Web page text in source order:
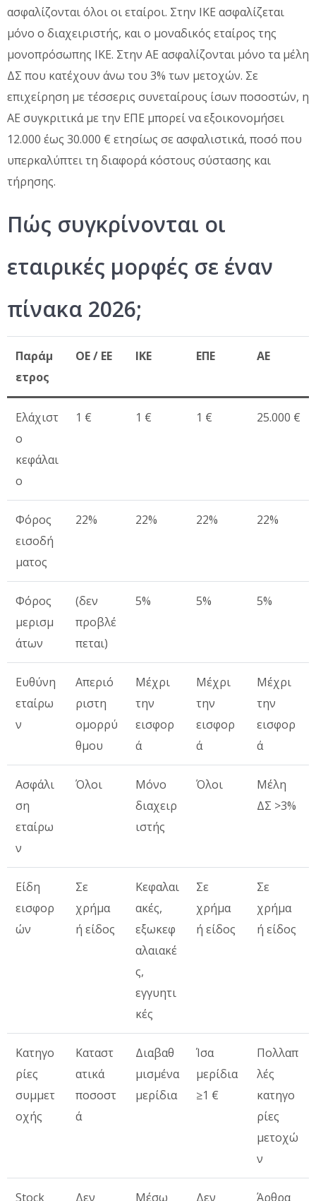
ασφαλίζονται όλοι οι εταίροι. Στην ΙΚΕ ασφαλίζεται
μόνο ο διαχειριστής, και ο μοναδικός εταίρος της
μονοπρόσωπης ΙΚΕ. Στην ΑΕ ασφαλίζονται μόνο τα μέλη
ΔΣ που κατέχουν άνω του 3% των μετοχών. Σε
επιχείρηση με τέσσερις συνεταίρους ίσων ποσοστών, η
ΑΕ συγκριτικά με την ΕΠΕ μπορεί να εξοικονομήσει
12.000 έως 30.000 € ετησίως σε ασφαλιστικά, ποσό που
υπερκαλύπτει τη διαφορά κόστους σύστασης και
τήρησης.
Πώς συγκρίνονται οι
εταιρικές μορφές σε έναν
πίνακα 2026;
Παράμ
ετρος
ΟΕ / ΕΕ ΙΚΕ ΕΠΕ ΑΕ
Ελάχιστ
ο
κεφάλαι
ο
1 € 1 € 1 € 25.000 €
Φόρος
εισοδή
ματος
22% 22% 22% 22%
Φόρος
μερισμ
άτων
(δεν
προβλέ
πεται)
5% 5% 5%
Ευθύνη
εταίρω
ν
Απεριό
ριστη
ομορρύ
θμου
Μέχρι
την
εισφορ
ά
Μέχρι
την
εισφορ
ά
Μέχρι
την
εισφορ
ά
Ασφάλι
ση
εταίρω
ν
Όλοι
Μόνο
διαχειρ
ιστής
Όλοι
Μέλη
ΔΣ >3%
Είδη
εισφορ
ών
Σε
χρήμα
ή είδος
Κεφαλαι
ακές,
εξωκεφ
αλαιακέ
ς,
εγγυητι
κές
Σε
χρήμα
ή είδος
Σε
χρήμα
ή είδος
Κατηγο
ρίες
συμμετ
οχής
Καταστ
ατικά
ποσοστ
ά
Διαβαθ
μισμένα
μερίδια
Ίσα
μερίδια
≥1 €
Πολλαπ
λές
κατηγο
ρίες
μετοχώ
ν
Stock Δεν Μέσω Δεν Άρθρα